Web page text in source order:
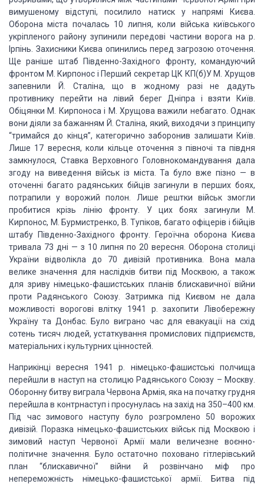
вимушеному відступі, посилило натиск у напрямі Києва.
Оборона міста почалась 10 липня, коли війська київського
укріпленого району зупинили передові частини ворога на р.
Ірпінь. Захисники Києва опинились перед загрозою оточення.
Ще раніше штаб Південно-Західного фронту, командуючий
фронтом М. Кирпонос і Перший секретар ЦК КП(б)У М. Хрущов
запевнили Й. Сталіна, що в жодномуразі не дадуть
противнику перейти на лівий берег Дніпра і взяти Київ.
Обіцянки М.
Кирпоноса і М. Хрущова важили небагато. Однак
вони діяли за бажанням Й. Сталіна, який, виходячи з принципу
“тримайся до кінця”, категорично заборонив залишати Київ.
Лише 17 вересня, коли кільце оточення з півночі та півдня
замкнулося, Ставка Верховного Головнокомандування дала
згоду на виведення військ із міста. Та було вже пізно — в
оточенні багато радянських бійців загинули в перших боях,
потрапили у ворожий полон. Лише рештки військ змогли
пробитися крізь лінію фронту. У цих боях загинули М.
Кирпонос, М. Бурмистренко, В. Тупіков, багато офіцерів і бійців
штабу Південно-Західного фронту. Героїчна оборона Києва
тривала 73 дні — з 10 липня по 20 вересня. Оборона столиці
України відволікла до 70 дивізій противника. Вона мала
велике значення для наслідків битви під Москвою, а також
для зриву німецько-фашистських планів блискавичної війни
проти Радянського Союзу. Затримка під Києвом не дала
можливості ворогові влітку 1941 р. захопити Лівобережну
Україну та Донбас. Було виграно час для евакуації на схід
сотень тисяч людей, устаткування промислових підприємств,
матеріальних і культурнихцінностей.
Наприкінці вересня 1941 р. німецько-фашистські полчища
перейшли в наступ на столицю Радянського Союзу – Москву.
Оборонну битву виграла Червона Армія, яка на початку грудня
перейшла в контрнаступ і просунулась на захід на 350–400 км.
Під час зимового наступу було розгромлено 50 ворожих
дивізій. Поразка німецько-фашистськихвійськ під Москвою і
зимовий наступ Червоної Армії мали величезне воєнно-
політичне значення. Було остаточно поховано гітлерівський
план “блискавичної” війни й розвінчано міф про
непереможність німецько-фашистської армії. Битва під